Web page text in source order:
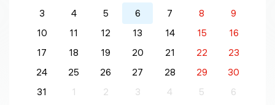
3
4 5 6 7 8
9
10
11 12 13 14 15
16
17
18 19 20 21 22
23
24
25 26 27 28 29
30
31
1 2 3 4 5 6